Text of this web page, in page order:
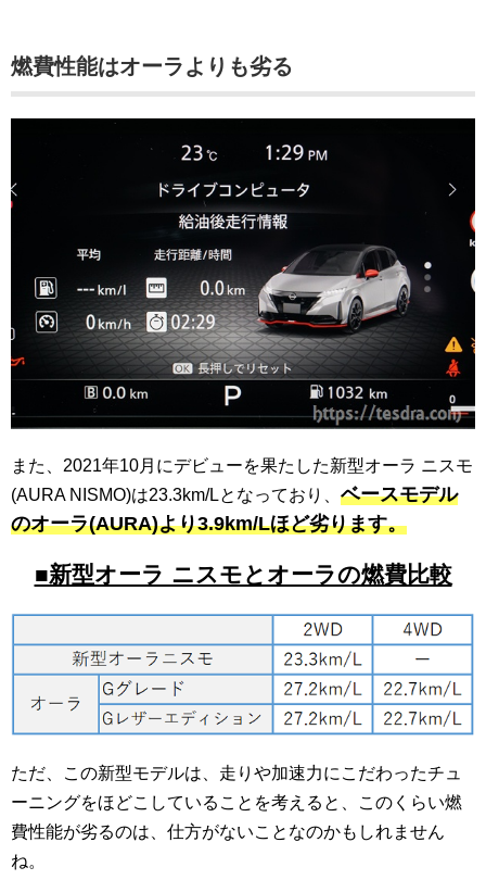
燃費性能はオーラよりも劣る
また、2021年10月にデビューを果たした新型オーラ ニスモ
(AURA NISMO)は23.3km/Lとなっており、 ベースモデル
のオーラ(AURA)より3.9km/Lほど劣ります。
■新型オーラ ニスモとオーラの燃費比較
ただ、この新型モデルは、走りや加速力にこだわったチュ
ーニングをほどこしていることを考えると、このくらい燃
費性能が劣るのは、仕方がないことなのかもしれません
ね。